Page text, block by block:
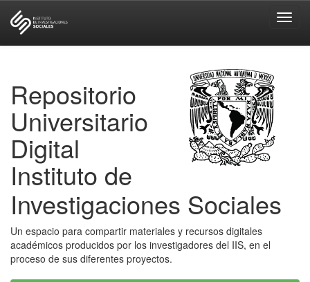
Repositorio
Universitario
Digital
Instituto de
Investigaciones Sociales
Un espacio para compartir materiales y recursos digitales
académicos producidos por los investigadores del IIS, en el
proceso de sus diferentes proyectos.